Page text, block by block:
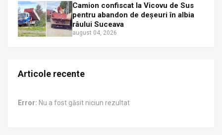
Camion confiscat la Vicovu de Sus
pentru abandon de deșeuri în albia
râului Suceava
august 04, 2026
Articole recente
Error: Nu a fost găsit niciun rezultat